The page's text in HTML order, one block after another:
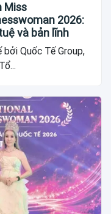
Miss
2026:
và bản lĩnh
Quốc Tế Group,